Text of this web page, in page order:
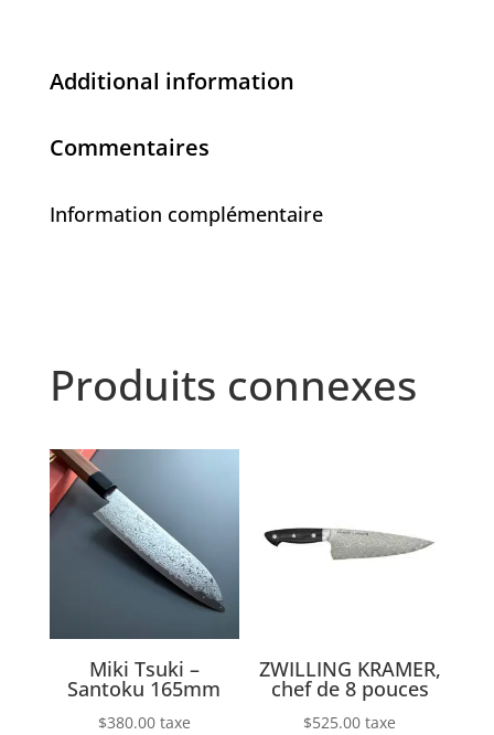
Additional information
Commentaires
Information complémentaire
Produits connexes
Miki Tsuki –
Santoku 165mm
$380.00 taxe
ZWILLING KRAMER,
chef de 8 pouces
$525.00 taxe